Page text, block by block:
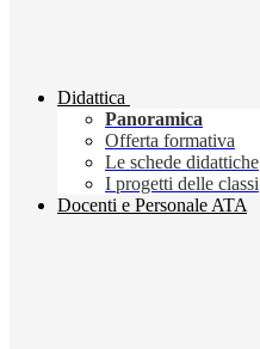
Didattica
Panoramica
Offerta formativa
Le schede didattiche
I progetti delle classi
Docenti e Personale ATA